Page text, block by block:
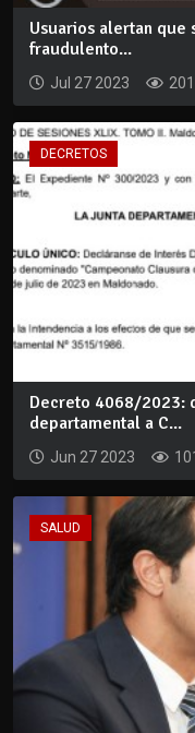
Usuarios alertan que
fraudulento...
Jul 27 2023
DECRETOS
Decreto 4068/2023:
departamental a C...
Jun 27 2023
SALUD